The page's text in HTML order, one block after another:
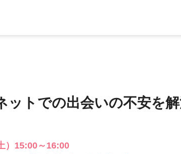
ットでの出会いの不安を
）15:00～16:00